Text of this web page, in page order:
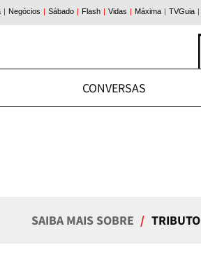
CONVERSAS
SAIBA MAIS SOBRE / TRIBUTO